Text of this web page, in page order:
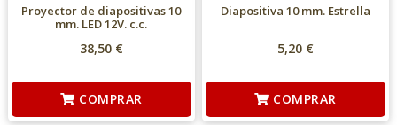
Proyector de diapositivas 10
mm. LED 12V. c.c.
38,50 €
COMPRAR
Diapositiva 10 mm. Estrella
5,20 €
COMPRAR